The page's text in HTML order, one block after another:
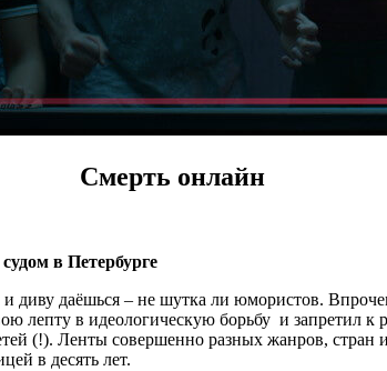
Смерть онлайн
в Петербурге
диву даёшься – не шутка ли юмористов.
лепту в идеологическую борьбу и запретил
(!). Ленты совершенно разных жанров, стран
в десять лет.